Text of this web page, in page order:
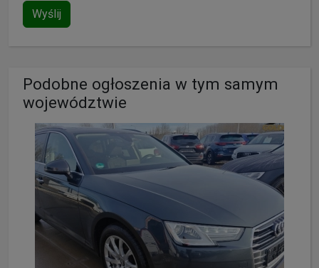
Wyślij
Podobne ogłoszenia w tym samym
województwie